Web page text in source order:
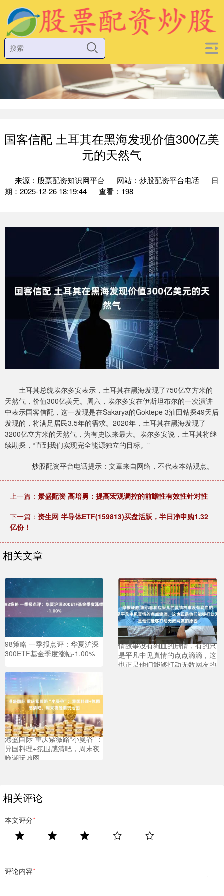
国客信配 土耳其在黑海发现价值300亿美
元的天然气
来源：股票配资知识网平台 网站：炒股配资平台电话
日
期：2025-12-26 18:19:44
查看：198
土耳其总统埃尔多安表示，土耳其在黑海发现了750亿立方米的
天然气，价值300亿美元。周六，埃尔多安在伊斯坦布尔的一次演讲
中表示国客信配，这一发现是在Sakarya的Goktepe 3油田钻探49天后
发现的，将满足居民3.5年的需求。2020年，土耳其在黑海发现了
3200亿立方米的天然气，为有史以来最大。埃尔多安说，土耳其将继
续勘探，“直到我们实现完全能源独立的目标。”
炒股配资平台电话提示：文章来自网络，不代表本站观点。
上一篇： 景盛配资 高培勇：提高宏观调控的前瞻性有效性针对性
下一篇： 资生网 半导体ETF(159813)买盘活跃，半日净申购1.32
亿份！
相关文章
98策略 一季报点评：华夏沪深
300ETF基金季度涨幅-1.00%
摩根证券 陈小春和应采儿的爱
情故事没有狗血的剧情，有的只
是平凡中见真情的点点滴滴，这
也正是他们能够打动无数网友的
港盛国际 重庆紫薇路“小曼谷”：
异国料理+氛围感清吧，周末夜
晚潮玩地图
相关评论
本文评分*
评论内容*